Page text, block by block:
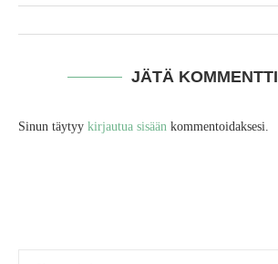
JÄTÄ KOMMENTTI
Sinun täytyy kirjautua sisään kommentoidaksesi.